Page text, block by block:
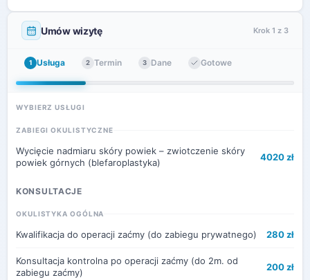
Umów wizytę Krok 1 z 3
1 Usługa 2 Termin 3 Dane Gotowe
WYBIERZ USŁUGI
ZABIEGI OKULISTYCZNE
Wycięcie nadmiaru skóry powiek – zwiotczenie skóry
powiek górnych (blefaroplastyka)
4020 zł
KONSULTACJE
OKULISTYKA OGÓLNA
Kwalifikacja do operacji zaćmy (do zabiegu prywatnego) 280 zł
Konsultacja kontrolna po operacji zaćmy (do 2m. od
zabiegu zaćmy)
200 zł